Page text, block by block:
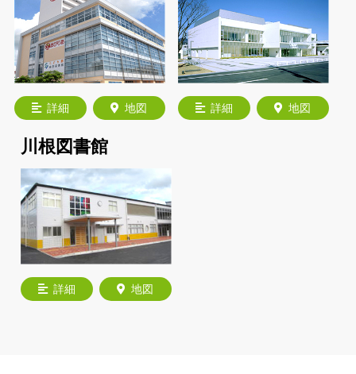
詳細 地図 詳細 地図
詳細 地図
川根図書館